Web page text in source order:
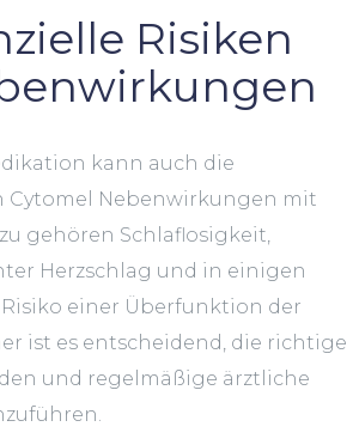
Risiken
kann auch die
Cytomel Nebenwirkungen mit
gehören Schlaflosigkeit,
Herzschlag und in einigen
Risiko einer Überfunktion der
ist es entscheidend, die richtige
und regelmäßige ärztliche